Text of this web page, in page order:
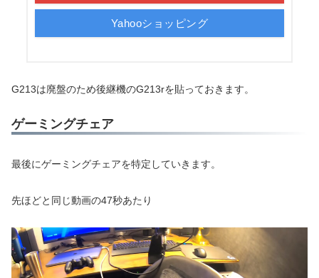
Yahooショッピング
G213は廃盤のため後継機のG213rを貼っておきます。
ゲーミングチェア
最後にゲーミングチェアを特定していきます。
先ほどと同じ動画の47秒あたり